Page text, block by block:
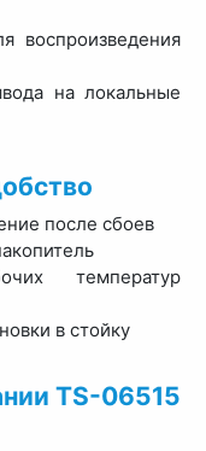
воспроизведения
на локальные
после сбоев
температур
в стойку
TS-06515